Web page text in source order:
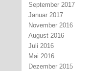
September 2017
Januar 2017
November 2016
August 2016
Juli 2016
Mai 2016
Dezember 2015